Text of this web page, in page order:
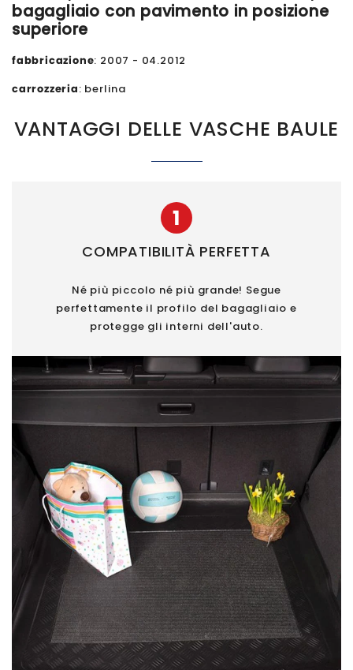
bagagliaio con pavimento in posizione
superiore
fabbricazione: 2007 - 04.2012
carrozzeria: berlina
VANTAGGI DELLE VASCHE BAULE
1
COMPATIBILITÀ PERFETTA
Né più piccolo né più grande! Segue
perfettamente il profilo del bagagliaio e
protegge gli interni dell'auto.